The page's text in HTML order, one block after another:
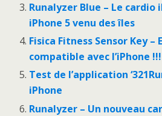
Runalyzer Blue – Le cardio
iPhone 5 venu des îles
Fisica Fitness Sensor Key –
compatible avec l’iPhone !!!
Test de l’application
iPhone
Runalyzer – Un nouveau